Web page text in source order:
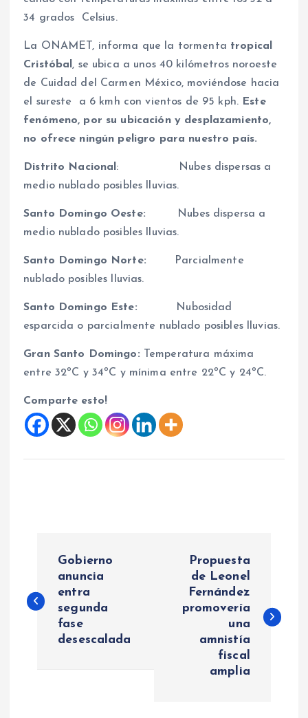
34 grados Celsius.
La ONAMET, informa que la tormenta tropical
Cristóbal , se ubica a unos 40 kilómetros noroeste
de Cuidad del Carmen México, moviéndose hacia
el sureste a 6 kmh con vientos de 95 kph. Este
fenómeno, por su ubicación y desplazamiento,
no ofrece ningún peligro para nuestro país.
Distrito Nacional : Nubes dispersas a
medio nublado posibles lluvias.
Santo Domingo Oeste: Nubes dispersa a
medio nublado posibles lluvias.
Santo Domingo Norte: Parcialmente
nublado posibles lluvias.
Santo Domingo Este:
Nubosidad
esparcida o parcialmente nublado posibles lluvias.
Gran Santo Domingo: Temperatura máxima
entre 32ºC y 34ºC y mínima entre 22ºC y 24ºC.
Comparte esto!
v
Gobierno
anuncia
entra
segunda
fase
desescalada
Propuesta
de Leonel
Fernández
promovería
una
amnistía
fiscal
amplia